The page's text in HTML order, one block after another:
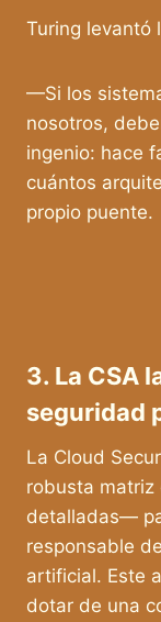
Turing levantó
—Si los
nosotros,
ingenio: hace
cuántos
propio puente.
3. La CSA
seguridad
La Cloud
robusta
detalladas—
responsable
artificial. Este
dotar de una